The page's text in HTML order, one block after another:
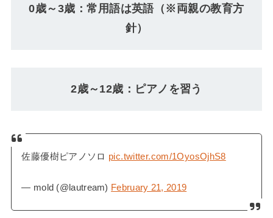
0歳～3歳：常用語は英語（※両親の教育方
針）
2歳～12歳：ピアノを習う
佐藤優樹ピアノソロ pic.twitter.com/1OyosOjhS8
— mold (@lautream) February 21, 2019